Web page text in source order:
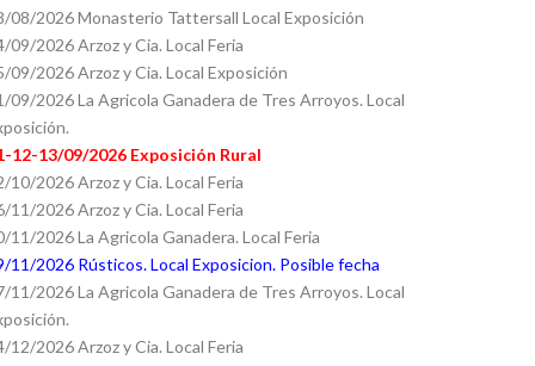
08/2026 Monasterio Tattersall Local Exposición
09/2026 Arzoz y Cia. Local Feria
09/2026 Arzoz y Cia. Local Exposición
09/2026 La Agricola Ganadera de Tres Arroyos. Local
12-13/09/2026 Exposición Rural
10/2026 Arzoz y Cia. Local Feria
11/2026 Arzoz y Cia. Local Feria
11/2026 La Agricola Ganadera. Local Feria
11/2026 Rústicos. Local Exposicion. Posible fecha
11/2026 La Agricola Ganadera de Tres Arroyos. Local
12/2026 Arzoz y Cia. Local Feria